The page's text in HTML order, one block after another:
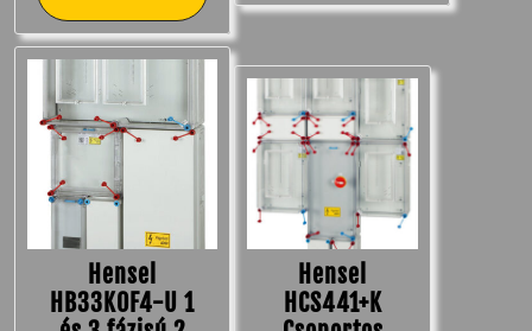
Hensel
HB33K0F4-U 1
Hensel
HCS441+K